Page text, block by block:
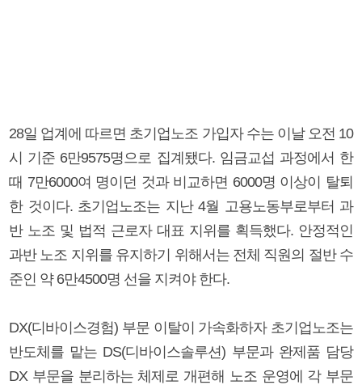
28일 업계에 따르면 초기업노조 가입자 수는 이날 오전 10
시 기준 6만9575명으로 집계됐다. 임금교섭 과정에서 한
때 7만6000여 명이던 것과 비교하면 6000명 이상이 탈퇴
한 것이다. 초기업노조는 지난 4월 고용노동부로부터 과
반 노조 및 법적 근로자 대표 지위를 획득했다. 안정적인
과반 노조 지위를 유지하기 위해서는 전체 직원의 절반 수
준인 약 6만4500명 선을 지켜야 한다.
DX(디바이스경험) 부문 이탈이 가속화하자 초기업노조는
반도체를 맡는 DS(디바이스솔루션) 부문과 완제품 담당
DX 부문을 분리하는 체제로 개편해 노조 운영에 각 부문